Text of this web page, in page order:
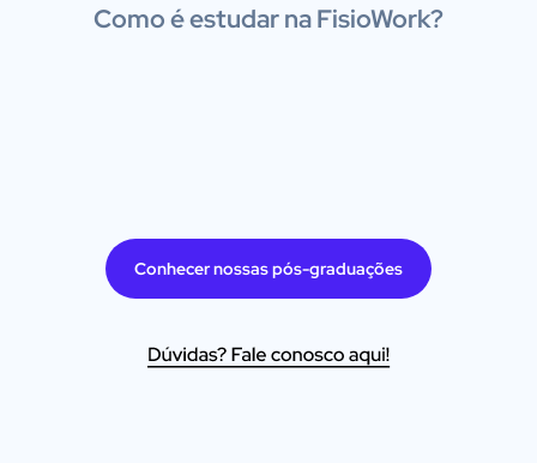
Como é estudar na FisioWork?
Conhecer nossas pós-graduações